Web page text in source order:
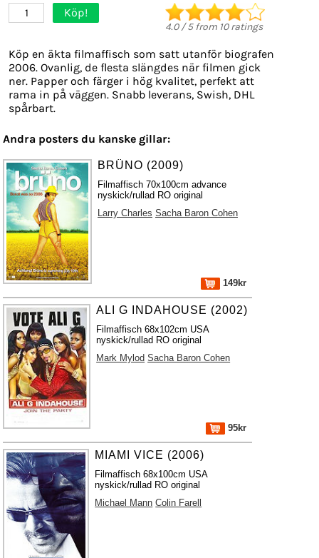
1 Köp!
4.0/5from 10ratings
Köp en äkta filmaffisch som satt utanför biografen
2006. Ovanlig, de flesta slängdes när filmen gick
ner. Papper och färger i hög kvalitet, perfekt att
rama in på väggen. Snabb leverans, Swish, DHL
spårbart.
Andra posters du kanske gillar:
BRÜNO (2009)
Filmaffisch 70x100cm advance
nyskick/rullad RO original
Larry Charles Sacha Baron Cohen
149kr
ALI G INDAHOUSE (2002)
Filmaffisch 68x102cm USA
nyskick/rullad RO original
Mark Mylod Sacha Baron Cohen
95kr
MIAMI VICE (2006)
Filmaffisch 68x100cm USA
nyskick/rullad RO original
Michael Mann Colin Farell